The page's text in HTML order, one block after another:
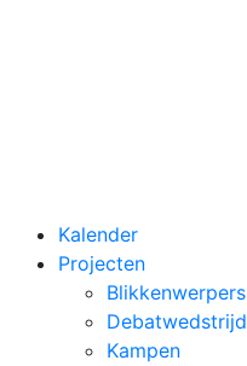
Kalender
Projecten
Blikkenwerpers
Debatwedstrijd
Kampen